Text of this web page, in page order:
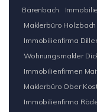
Bärenbach
Maklerbüro Holzbach
Immobilienfirma
Wohnungsmakler
Immobilienfirmen
Maklerbüro Ober
Immobilienfirma